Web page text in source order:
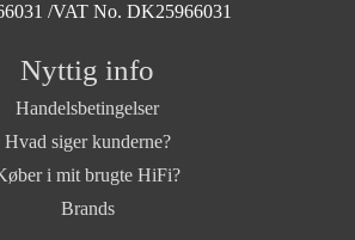
/VAT No. DK25966031
Nyttig info
Handelsbetingelser
Hvad siger kunderne?
i mit brugte HiFi?
Brands